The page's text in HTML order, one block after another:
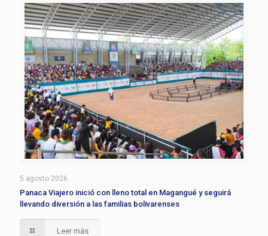
5 agosto 2026
Panaca Viajero inició con lleno total en Magangué y seguirá
llevando diversión a las familias bolivarenses
Leer más